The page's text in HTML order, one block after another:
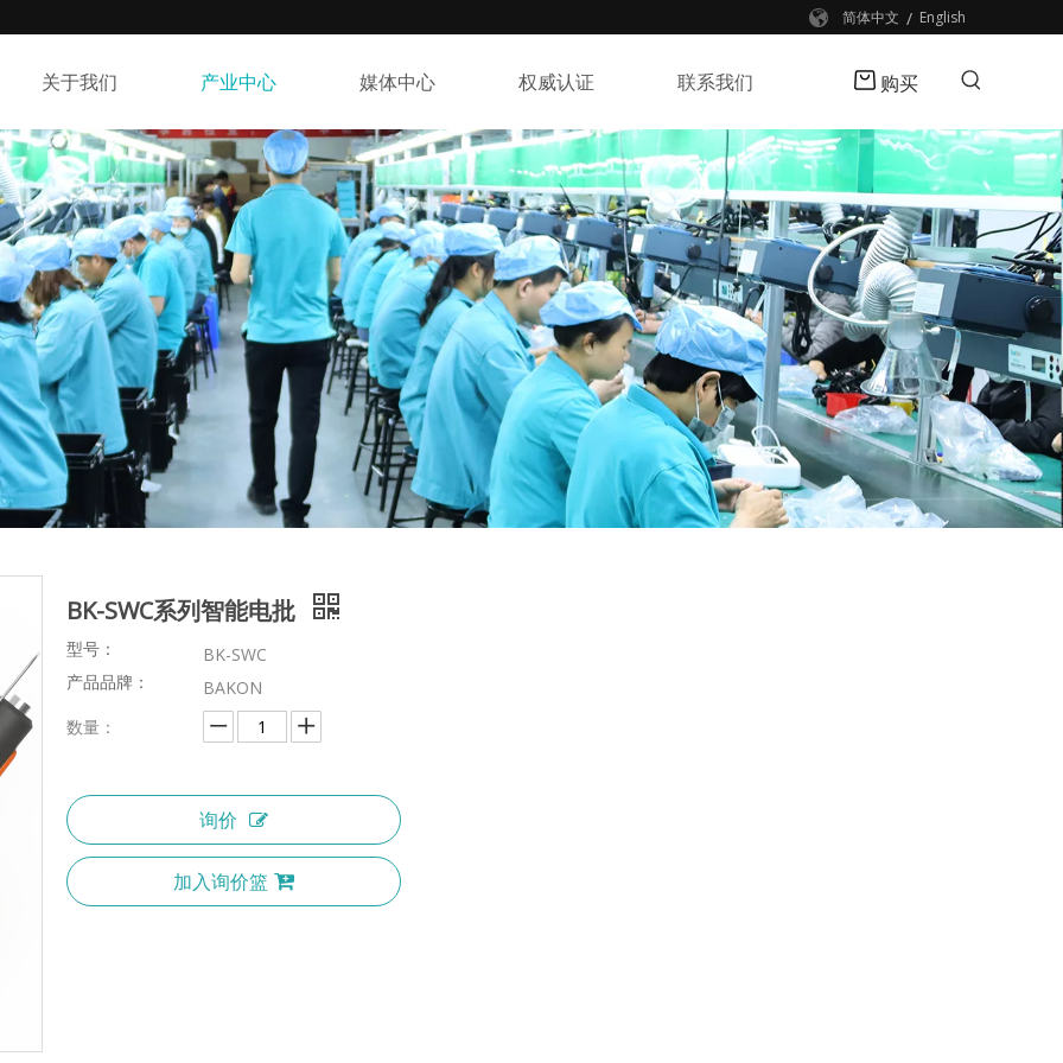
简体中文 / English
关于我们 产业中心 媒体中心 权威认证 联系我们 购买
BK-SWC系列智能电批
型号：
BK-SWC
产品品牌：
BAKON
数量：
询价
加入询价篮